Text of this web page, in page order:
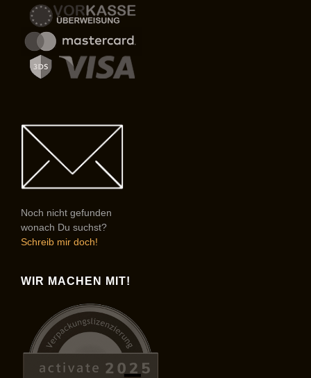
Noch nicht gefunden
wonach Du suchst?
Schreib mir doch!
WIR MACHEN MIT!